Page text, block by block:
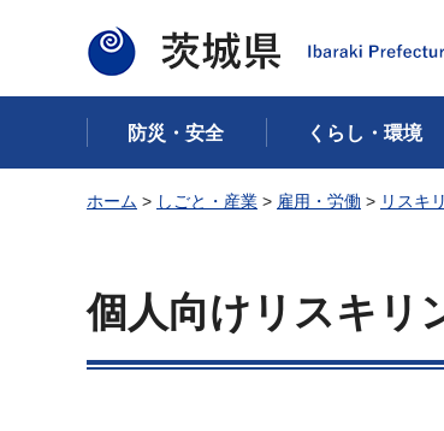
茨城県
防災・安全 くらし・環境
ホーム > しごと・産業 > 雇用・労働 > リスキ
個人向けリスキリ